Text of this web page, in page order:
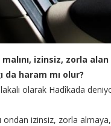
malını, izinsiz, zorla
da haram mı olur?
olarak Hadîkada
ondan izinsiz, zorla